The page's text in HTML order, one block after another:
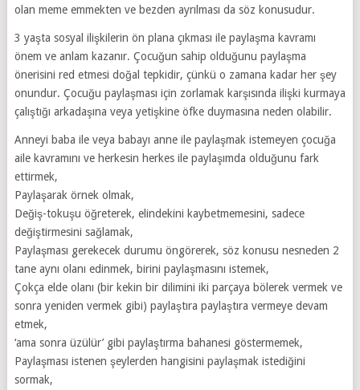
olan meme emmekten ve bezden ayrılması da söz konusudur.
3 yaşta sosyal ilişkilerin ön plana çıkması ile paylaşma kavramı
önem ve anlam kazanır. Çocuğun sahip olduğunu paylaşma
önerisini red etmesi doğal tepkidir, çünkü o zamana kadar her şey
onundur. Çocuğu paylaşması için zorlamak karşısında ilişki kurmaya
çalıştığı arkadaşına veya yetişkine öfke duymasına neden olabilir.
Anneyi baba ile veya babayı anne ile paylaşmak istemeyen çocuğa
aile kavramını ve herkesin herkes ile paylaşımda olduğunu fark
ettirmek,
Paylaşarak örnek olmak,
Değiş-tokuşu öğreterek, elindekini kaybetmemesini, sadece
değiştirmesini sağlamak,
Paylaşması gerekecek durumu öngörerek, söz konusu nesneden 2
tane aynı olanı edinmek, birini paylaşmasını istemek,
Çokça elde olanı (bir kekin bir dilimini iki parçaya bölerek vermek ve
sonra yeniden vermek gibi) paylaştıra paylaştıra vermeye devam
etmek,
‘ama sonra üzülür’ gibi paylaştırma bahanesi göstermemek,
Paylaşması istenen şeylerden hangisini paylaşmak istediğini
sormak,